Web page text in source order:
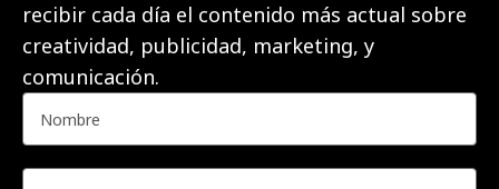
recibir cada día el contenido más actual sobre
creatividad, publicidad, marketing, y
comunicación.